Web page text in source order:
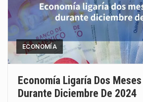
ECONOMÍA
Economía Ligaría Dos
Durante Diciembre De 2024